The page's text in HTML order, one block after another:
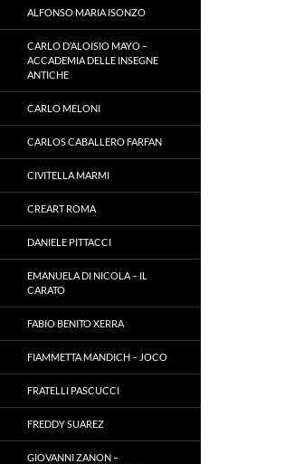
ALFONSO MARIA ISONZO
CARLO D’ALOISIO MAYO –
ACCADEMIA DELLE INSEGNE
ANTICHE
CARLO MELONI
CARLOS CABALLERO FARFAN
CIVITELLA MARMI
CREART ROMA
DANIELE PITTACCI
EMANUELA DI NICOLA – IL
CARATO
FABIO BENITO XERRA
FIAMMETTA MANDICH – JOCO
FRATELLI PASCUCCI
FREDDY SUAREZ
GIOVANNI ZANON –